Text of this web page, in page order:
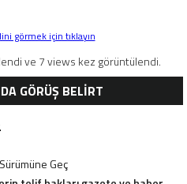
görmek için tıklayın
ve 7 views kez görüntülendi.
GÖRÜŞ BELİRT
Geç